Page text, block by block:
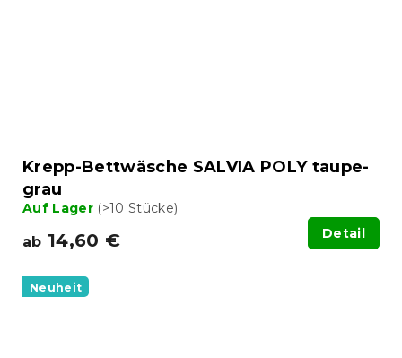
Krepp-Bettwäsche SALVIA POLY taupe-
grau
Auf Lager (>10 Stücke)
ab 14,60 € Detail
Neuheit